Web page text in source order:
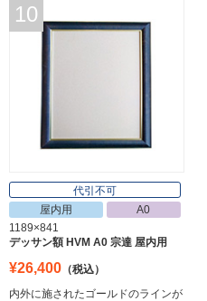
10
代引不可
屋内用
A0
1189×841
デッサン額 HVM A0 宗達 屋内用
¥26,400 （税込）
内外に施されたゴールドのラインが